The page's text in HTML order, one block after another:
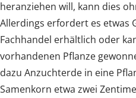
heranziehen will, kann dies
Allerdings erfordert es etwas
Fachhandel erhältlich oder
vorhandenen Pflanze
dazu Anzuchterde in eine
Samenkorn etwa zwei